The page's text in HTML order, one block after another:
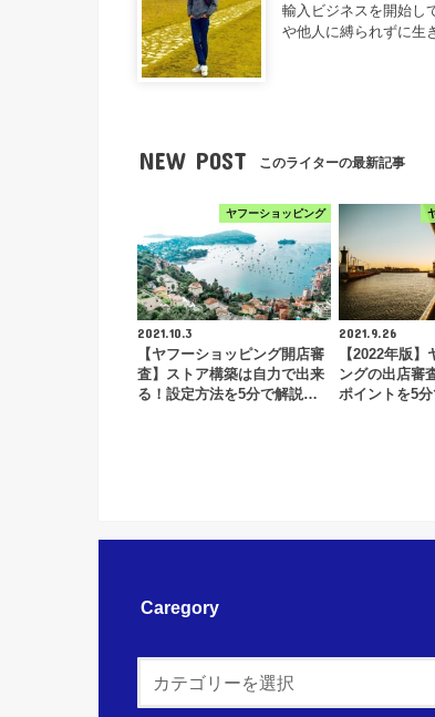
輸入ビジネスを開始し
や他人に縛られずに生
NEW POST このライターの最新記事
ヤフーショッピング
2021.10.3
【ヤフーショッピング開店審
査】ストア構築は自力で出来
る！設定方法を5分で解説…
2021.9.26
【2022年版
ングの出店審
ポイントを5
Caregory